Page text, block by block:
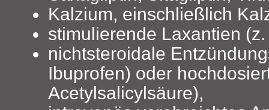
Kalzium, einschließlich
stimulierende Laxantien
nichtsteroidale
Ibuprofen) oder
Acetylsalicylsäure),